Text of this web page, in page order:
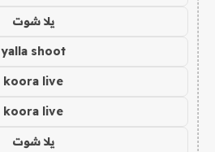
يلا شوت
yalla shoot
koora live
koora live
يلا شوت